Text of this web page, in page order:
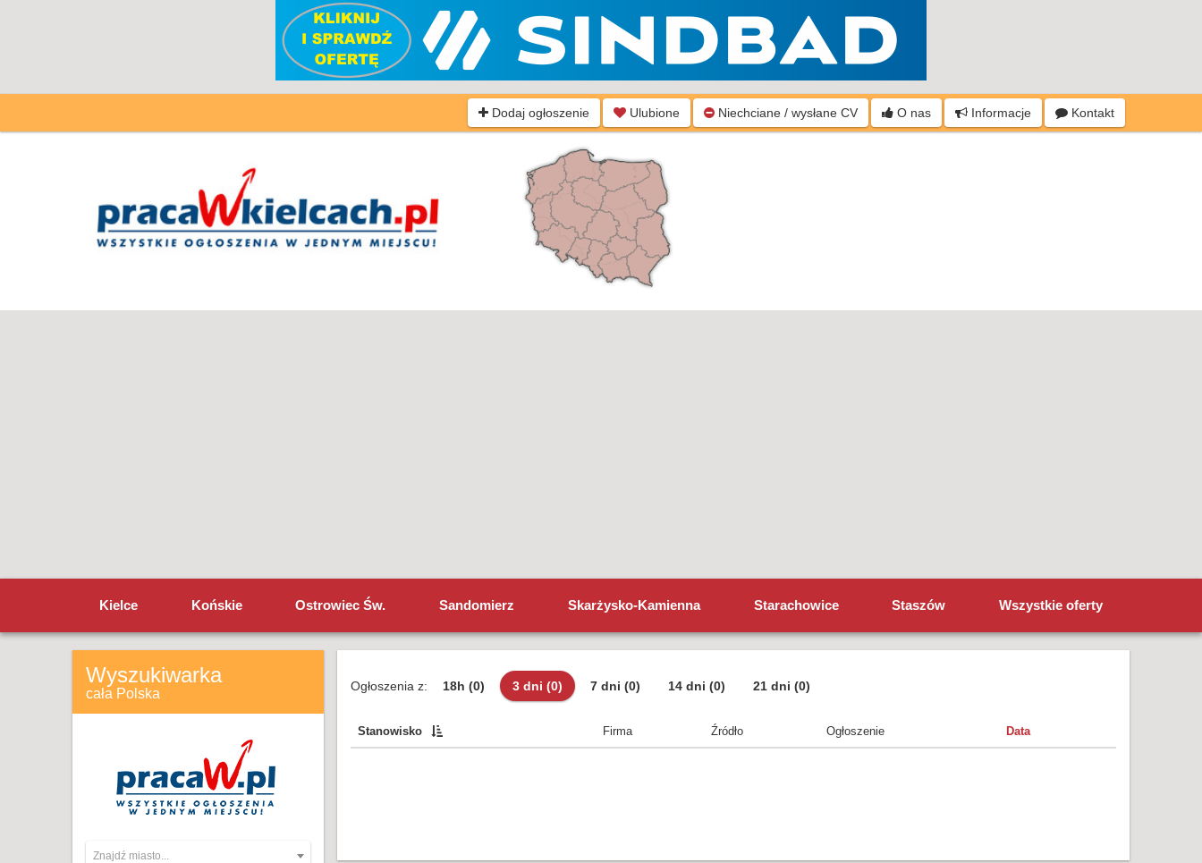
Dodaj ogłoszenie Ulubione Niechciane / wysłane CV O nas Informacje Kontakt
Kielce Końskie Ostrowiec Św. Sandomierz Skarżysko-Kamienna Starachowice Staszów Wszystkie oferty
Wyszukiwarka
cała Polska
Znajdź miasto...
Ogłoszenia z: 18h (0) 3 dni (0) 7 dni (0) 14 dni (0) 21 dni (0)
Stanowisko Firma Źródło Ogłoszenie Data